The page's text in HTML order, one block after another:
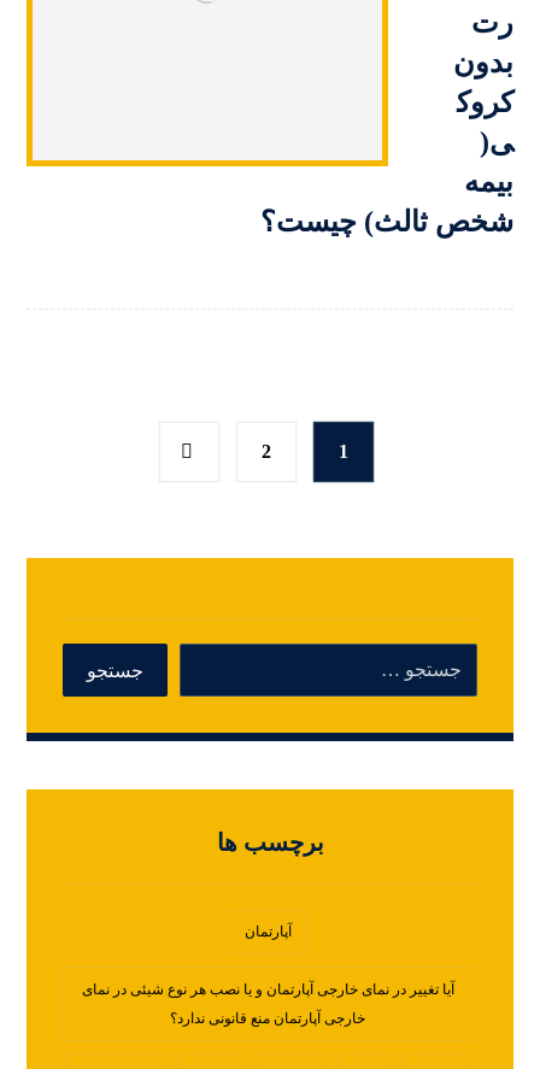
رت
بدون
کروک
ی(
بیمه
شخص ثالث) چیست؟
1
2
برچسب ها
آپارتمان
آیا تغییر در نمای خارجی آپارتمان و یا نصب هر نوع شیئی در نمای
خارجی آپارتمان منع قانونی ندارد؟